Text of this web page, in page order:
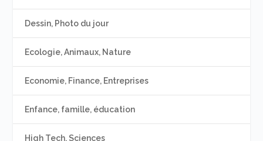
Dessin, Photo du jour
Ecologie, Animaux, Nature
Economie, Finance, Entreprises
Enfance, famille, éducation
High Tech, Sciences